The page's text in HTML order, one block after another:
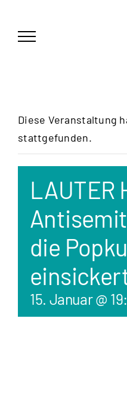
springen
Diese Veranstaltung
stattgefunden.
LAUTER
die
15. Januar @